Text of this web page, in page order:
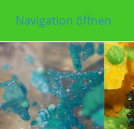
Navigation öffnen